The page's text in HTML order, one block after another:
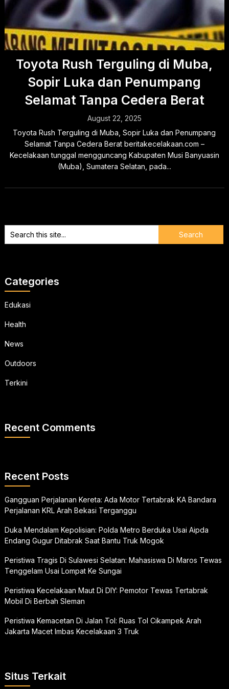
Toyota Rush Terguling di Muba,
Sopir Luka dan Penumpang
Selamat Tanpa Cedera Berat
August 22, 2025
Toyota Rush Terguling di Muba, Sopir Luka dan Penumpang
Selamat Tanpa Cedera Berat beritakecelakaan.com –
Kecelakaan tunggal mengguncang Kabupaten Musi Banyuasin
(Muba), Sumatera Selatan, pada...
Categories
Edukasi
Health
News
Outdoors
Terkini
Recent Comments
Recent Posts
Gangguan Perjalanan Kereta: Ada Motor Tertabrak KA Bandara
Perjalanan KRL Arah Bekasi Terganggu
Duka Mendalam Kepolisian: Polda Metro Berduka Usai Aipda
Endang Gugur Ditabrak Saat Bantu Truk Mogok
Peristiwa Tragis Di Sulawesi Selatan: Mahasiswa Di Maros Tewas
Tenggelam Usai Lompat Ke Sungai
Peristiwa Kecelakaan Maut Di DIY: Pemotor Tewas Tertabrak
Mobil Di Berbah Sleman
Peristiwa Kemacetan Di Jalan Tol: Ruas Tol Cikampek Arah
Jakarta Macet Imbas Kecelakaan 3 Truk
Situs Terkait